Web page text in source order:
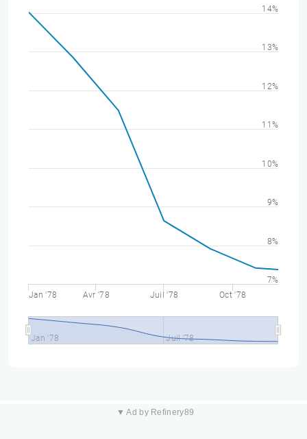
Jan '78 Avr '78 Juil '78 Oct '78
Jan '78 Juil '78
7%
8%
9%
10%
11%
12%
13%
14%
▼ Ad by Refinery89